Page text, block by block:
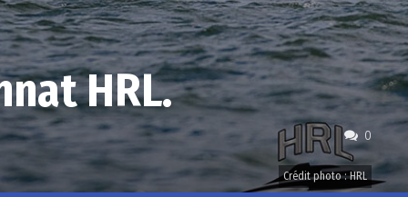
0
HRL.
Crédit photo : HRL